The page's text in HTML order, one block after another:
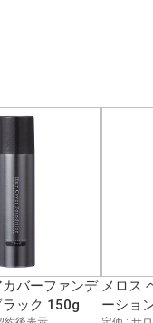
カバーファンデ
ック 150g
メロス
ーショ